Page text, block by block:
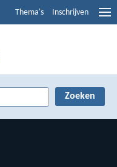
Thema's Inschrijven